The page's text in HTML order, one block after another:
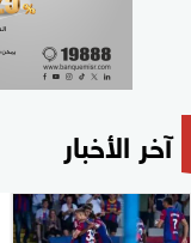
آخر الأخبار